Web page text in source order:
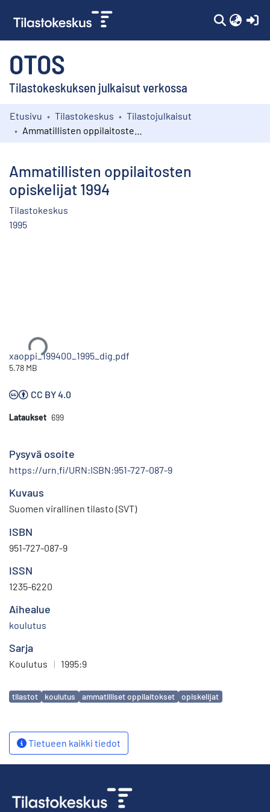
OTOS
Tilastokeskuksen julkaisut verkossa
Kokoelmat
Etusivu Tilastokeskus
Tilastojulkaisut
Ammatillisten oppilaitosten
opiskelijat 1994
Tilastokeskus
1995
Ladataan...
xaoppi_199400_1995_dig.pdf
5.78 MB
CC BY 4.0
Lataukset 699
Pysyvä osoite
https://urn.fi/URN:ISBN:951-727-087-9
Kuvaus
Suomen virallinen tilasto (SVT)
ISBN
951-727-087-9
ISSN
1235-6220
Aihealue
koulutus
Sarja
Koulutus | 1995:9
Avainsanat
tilastot koulutus ammatilliset oppilaitokset opiskelijat
Tietueen kaikki tiedot